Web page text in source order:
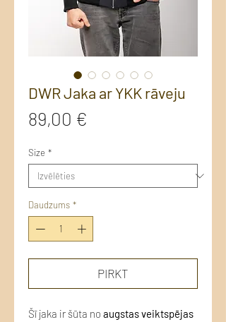
DWR Jaka ar YKK rāveju
89,00 €
Size *
Daudzums *
PIRKT
Šī jaka ir šūta no augstas veiktspējas